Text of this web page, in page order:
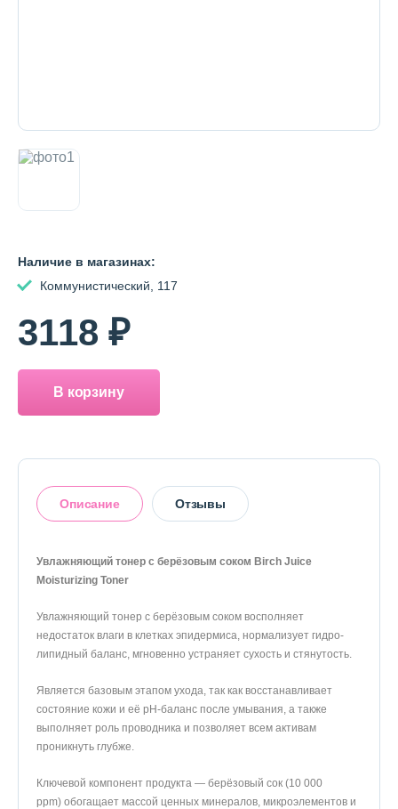
Наборы
Аксессуары
Бытовая химия
Доставка и оплата
Контактная информация
Телефон Whats’APP
Наличие в магазинах:
Коммунистический, 117
3118 ₽
В корзину
Описание Отзывы
Увлажняющий тонер с берёзовым соком Birch Juice
Moisturizing Toner
Увлажняющий тонер с берёзовым соком восполняет
недостаток влаги в клетках эпидермиса, нормализует гидро-
липидный баланс, мгновенно устраняет сухость и стянутость.
Является базовым этапом ухода, так как восстанавливает
состояние кожи и её pH-баланс после умывания, а также
выполняет роль проводника и позволяет всем активам
проникнуть глубже.
Ключевой компонент продукта — берёзовый сок (10 000
ppm) обогащает массой ценных минералов, микроэлементов и